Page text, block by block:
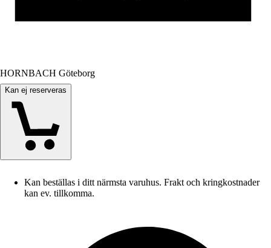
HORNBACH Göteborg
Kan ej reserveras
Kan beställas i ditt närmsta varuhus. Frakt och kringkostnader
kan ev. tillkomma.